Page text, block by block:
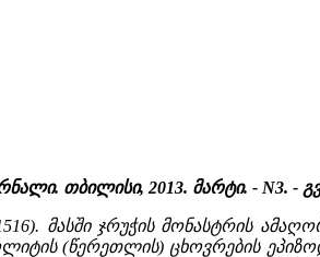
თბილისი, 2013. მარტი. - N3. -
მასში ჯრუჭის მონასტრის
(წერეთლის) ცხოვრების